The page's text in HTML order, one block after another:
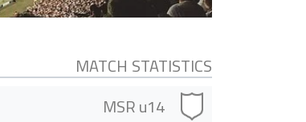
MATCH STATISTICS
MSR u14